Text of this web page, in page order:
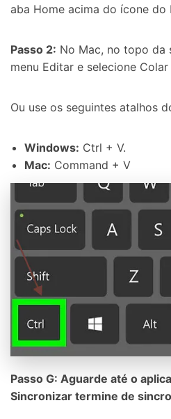
aba Home acima do ícone do
Passo 2: No Mac, no topo da
menu Editar e selecione
Ou use os seguintes atalhos
Windows: Ctrl + V.
Mac: Command + V
Passo G: Aguarde até o
Sincronizar termine de